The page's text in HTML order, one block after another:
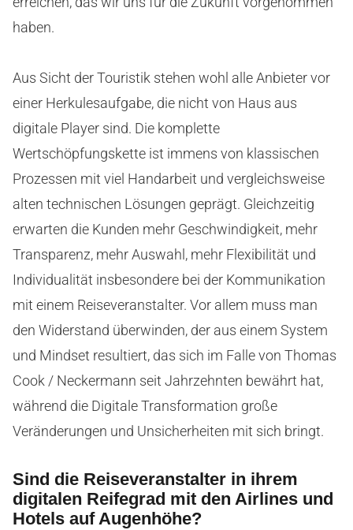
haben.
Aus Sicht der Touristik stehen wohl alle Anbieter vor
einer Herkulesaufgabe, die nicht von Haus aus
digitale Player sind. Die komplette
Wertschöpfungskette ist immens von klassischen
Prozessen mit viel Handarbeit und vergleichsweise
alten technischen Lösungen geprägt. Gleichzeitig
erwarten die Kunden mehr Geschwindigkeit, mehr
Transparenz, mehr Auswahl, mehr Flexibilität und
Individualität insbesondere bei der Kommunikation
mit einem Reiseveranstalter. Vor allem muss man
den Widerstand überwinden, der aus einem System
und Mindset resultiert, das sich im Falle von Thomas
Cook / Neckermann seit Jahrzehnten bewährt hat,
während die Digitale Transformation große
Veränderungen und Unsicherheiten mit sich bringt.
Sind die Reiseveranstalter in ihrem
digitalen Reifegrad mit den Airlines und
Hotels auf Augenhöhe?